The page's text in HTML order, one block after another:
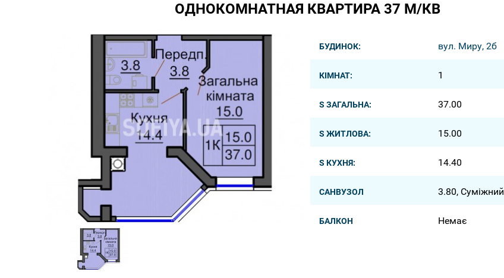
ОДНОКОМНАТНАЯ КВАРТИРА 37 М/КВ
БУДИНОК: вул. Миру, 2б
КІМНАТ: 1
S ЗАГАЛЬНА: 37.00
S ЖИТЛОВА: 15.00
S КУХНЯ: 14.40
САНВУЗОЛ 3.80, Суміжний
БАЛКОН Немає